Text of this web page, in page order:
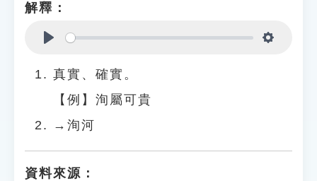
解釋：
真實、確實。
【例】洵屬可貴
→洵河
資料來源：